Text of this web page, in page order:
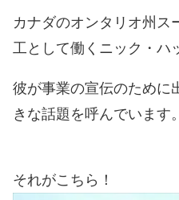
カナダのオンタリオ州ス
工として働くニック・ハ
彼が事業の宣伝のために
きな話題を呼んでいます。
それがこちら！